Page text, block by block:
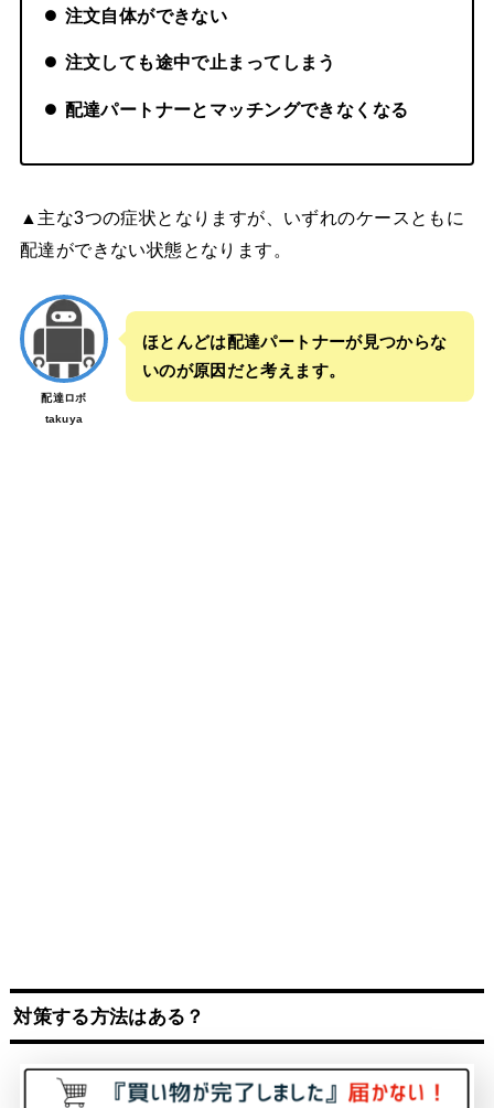
注文自体ができない
注文しても途中で止まってしまう
配達パートナーとマッチングできなくなる
▲主な3つの症状となりますが、いずれのケースともに
配達ができない状態となります。
配達ロボ
takuya
ほとんどは配達パートナーが見つからな
いのが原因だと考えます。
対策する方法はある？